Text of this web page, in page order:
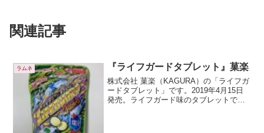
関連記事
ラムネ 『ライフガードタブレット』菓楽
株式会社 菓楽（KAGURA）の「ライフガ
ードタブレット」です。2019年4月15日
発売。ライフガード味のタブレットで